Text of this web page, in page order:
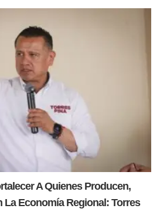
A Quienes Producen,
La Economía Regional: Torres